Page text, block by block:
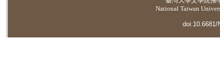
National Taiwan
doi:10.6681/